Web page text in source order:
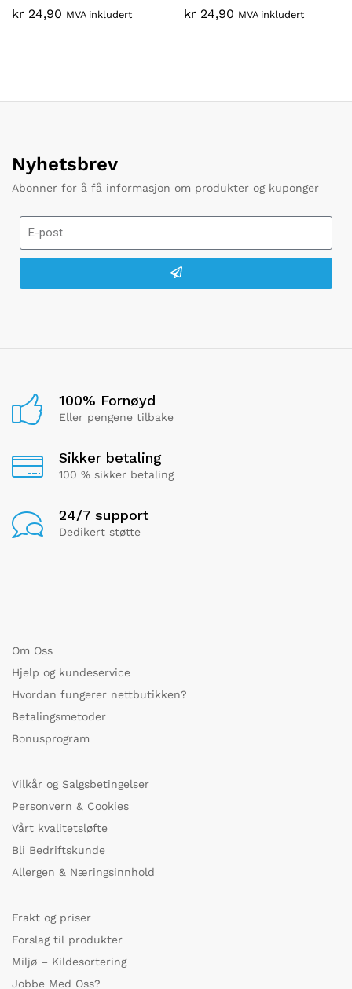
kr 24,90 MVA inkludert kr 24,90 MVA inkludert
Nyhetsbrev
Abonner for å få informasjon om produkter og kuponger
100% Fornøyd
Eller pengene tilbake
Sikker betaling
100 % sikker betaling
24/7 support
Dedikert støtte
Om Oss
Hjelp og kundeservice
Hvordan fungerer nettbutikken?
Betalingsmetoder
Bonusprogram
Vilkår og Salgsbetingelser
Personvern & Cookies
Vårt kvalitetsløfte
Bli Bedriftskunde
Allergen & Næringsinnhold
Frakt og priser
Forslag til produkter
Miljø – Kildesortering
Jobbe Med Oss?